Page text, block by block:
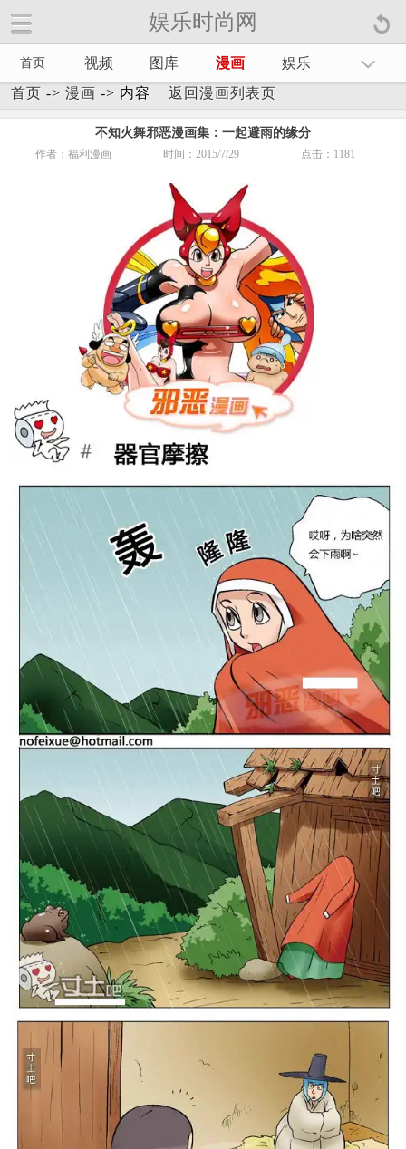
娱乐时尚网
首页 视频 图库 漫画
娱乐
首页 -> 漫画 -> 内容 返回漫画列表页
不知火舞邪恶漫画集：一起避雨的缘分
作者：福利漫画 时间：2015/7/29 点击： 1181
娱乐时尚网手机官方网站【